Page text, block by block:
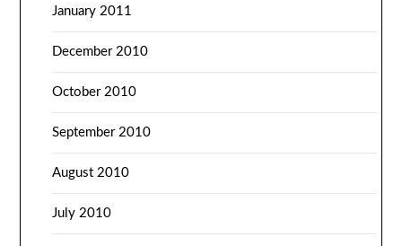
January 2011
December 2010
October 2010
September 2010
August 2010
July 2010